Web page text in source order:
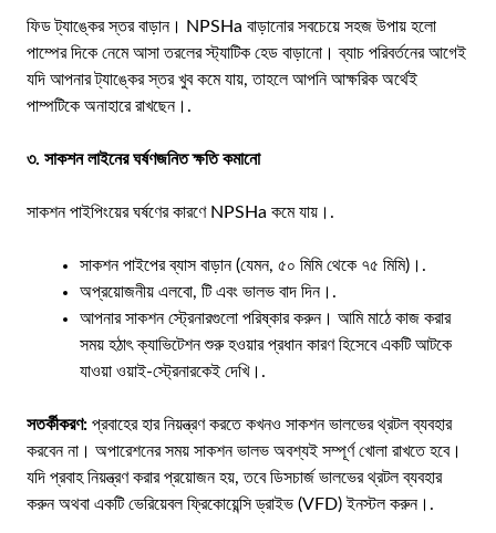
ফিড ট্যাঙ্কের স্তর বাড়ান। NPSHa বাড়ানোর সবচেয়ে সহজ উপায় হলো
পাম্পের দিকে নেমে আসা তরলের স্ট্যাটিক হেড বাড়ানো। ব্যাচ পরিবর্তনের আগেই
যদি আপনার ট্যাঙ্কের স্তর খুব কমে যায়, তাহলে আপনি আক্ষরিক অর্থেই
পাম্পটিকে অনাহারে রাখছেন।.
৩. সাকশন লাইনের ঘর্ষণজনিত ক্ষতি কমানো
সাকশন পাইপিংয়ের ঘর্ষণের কারণে NPSHa কমে যায়।.
সাকশন পাইপের ব্যাস বাড়ান (যেমন, ৫০ মিমি থেকে ৭৫ মিমি)।.
অপ্রয়োজনীয় এলবো, টি এবং ভালভ বাদ দিন।.
আপনার সাকশন স্ট্রেনারগুলো পরিষ্কার করুন। আমি মাঠে কাজ করার
সময় হঠাৎ ক্যাভিটেশন শুরু হওয়ার প্রধান কারণ হিসেবে একটি আটকে
যাওয়া ওয়াই-স্ট্রেনারকেই দেখি।.
সতর্কীকরণ: প্রবাহের হার নিয়ন্ত্রণ করতে কখনও সাকশন ভালভের থ্রটল ব্যবহার
করবেন না। অপারেশনের সময় সাকশন ভালভ অবশ্যই সম্পূর্ণ খোলা রাখতে হবে।
যদি প্রবাহ নিয়ন্ত্রণ করার প্রয়োজন হয়, তবে ডিসচার্জ ভালভের থ্রটল ব্যবহার
করুন অথবা একটি ভেরিয়েবল ফ্রিকোয়েন্সি ড্রাইভ (VFD) ইনস্টল করুন।.